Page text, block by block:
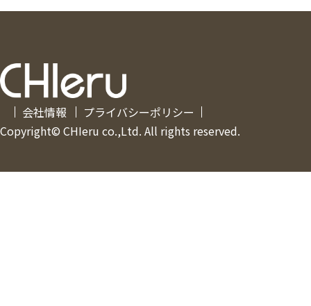
会社情報
プライバシーポリシー
Copyright© CHIeru co.,Ltd. All rights reserved.